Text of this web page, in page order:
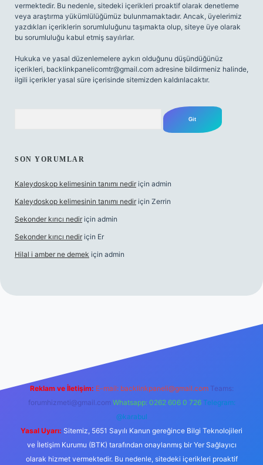
vermektedir. Bu nedenle, sitedeki içerikleri proaktif olarak denetleme
veya araştırma yükümlülüğümüz bulunmamaktadır. Ancak, üyelerimiz
yazdıkları içeriklerin sorumluluğunu taşımakta olup, siteye üye olarak
bu sorumluluğu kabul etmiş sayılırlar.
Hukuka ve yasal düzenlemelere aykırı olduğunu düşündüğünüz
içerikleri, backlinkpanelicomtr@gmail.com adresine bildirmeniz halinde,
ilgili içerikler yasal süre içerisinde sitemizden kaldırılacaktır.
SON YORUMLAR
Kaleydoskop kelimesinin tanımı nedir için admin
Kaleydoskop kelimesinin tanımı nedir için Zerrin
Sekonder kırıcı nedir için admin
Sekonder kırıcı nedir için Er
Hilal i amber ne demek için admin
Reklam ve İletişim: E-mail: backlinkpaneli@gmail.com Teams:
forumhizmeti@gmail.com Whatsapp: 0262 606 0 726 Telegram:
@karabul
Yasal Uyarı: Sitemiz, 5651 Sayılı Kanun gereğince Bilgi Teknolojileri
ve İletişim Kurumu (BTK) tarafından onaylanmış bir Yer Sağlayıcı
olarak hizmet vermektedir. Bu nedenle, sitedeki içerikleri proaktif